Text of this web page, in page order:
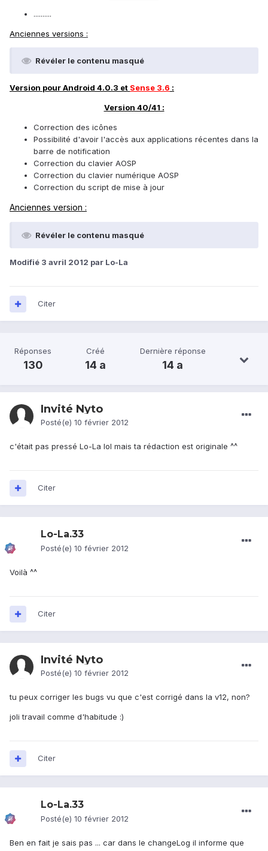
..........
Anciennes versions :
Révéler le contenu masqué
Version pour Android 4.0.3 et Sense 3.6 :
Version 40/41 :
Correction des icônes
Possibilité d'avoir l'accès aux applications récentes dans la
barre de notification
Correction du clavier AOSP
Correction du clavier numérique AOSP
Correction du script de mise à jour
Anciennes version :
Révéler le contenu masqué
Modifié 3 avril 2012 par Lo-La
Citer
Réponses
130
Créé
14 a
Dernière réponse
14 a
Invité Nyto
Posté(e) 10 février 2012
c'était pas pressé Lo-La lol mais ta rédaction est originale ^^
Citer
Lo-La.33
Posté(e) 10 février 2012
Voilà ^^
Citer
Invité Nyto
Posté(e) 10 février 2012
tu peux corriger les bugs vu que c'est corrigé dans la v12, non?
joli travail comme d'habitude :)
Citer
Lo-La.33
Posté(e) 10 février 2012
Ben en fait je sais pas ... car dans le changeLog il informe que